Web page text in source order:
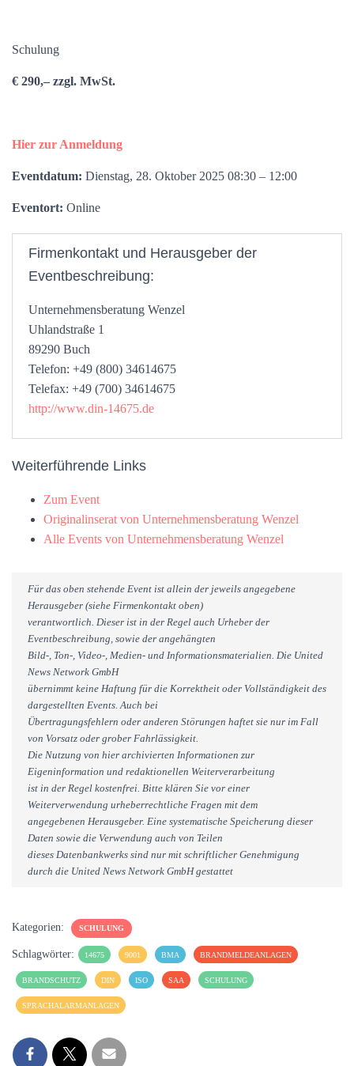
Schulung
€ 290,– zzgl. MwSt.
Hier zur Anmeldung
Eventdatum: Dienstag, 28. Oktober 2025 08:30 – 12:00
Eventort: Online
Firmenkontakt und Herausgeber der
Eventbeschreibung:
Unternehmensberatung Wenzel
Uhlandstraße 1
89290 Buch
Telefon: +49 (800) 34614675
Telefax: +49 (700) 34614675
http://www.din-14675.de
Weiterführende Links
Zum Event
Originalinserat von Unternehmensberatung Wenzel
Alle Events von Unternehmensberatung Wenzel
Für das oben stehende Event ist allein der jeweils angegebene
Herausgeber (siehe Firmenkontakt oben)
verantwortlich. Dieser ist in der Regel auch Urheber der
Eventbeschreibung, sowie der angehängten
Bild-, Ton-, Video-, Medien- und Informationsmaterialien. Die United
News Network GmbH
übernimmt keine Haftung für die Korrektheit oder Vollständigkeit des
dargestellten Events. Auch bei
Übertragungsfehlern oder anderen Störungen haftet sie nur im Fall
von Vorsatz oder grober Fahrlässigkeit.
Die Nutzung von hier archivierten Informationen zur
Eigeninformation und redaktionellen Weiterverarbeitung
ist in der Regel kostenfrei. Bitte klären Sie vor einer
Weiterverwendung urheberrechtliche Fragen mit dem
angegebenen Herausgeber. Eine systematische Speicherung dieser
Daten sowie die Verwendung auch von Teilen
dieses Datenbankwerks sind nur mit schriftlicher Genehmigung
durch die United News Network GmbH gestattet
Kategorien: SCHULUNG
Schlagwörter: 14675 9001 BMA BRANDMELDEANLAGEN
BRANDSCHUTZ DIN ISO SAA SCHULUNG
SPRACHALARMANLAGEN